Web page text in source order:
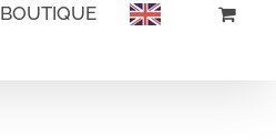
BOUTIQUE